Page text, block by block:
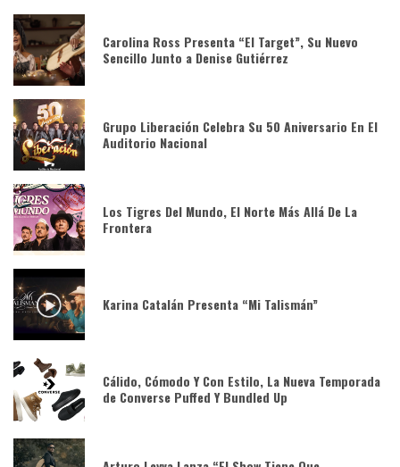
Carolina Ross Presenta “El Target”, Su Nuevo
Sencillo Junto a Denise Gutiérrez
Grupo Liberación Celebra Su 50 Aniversario En El
Auditorio Nacional
Los Tigres Del Mundo, El Norte Más Allá De La
Frontera
Karina Catalán Presenta “Mi Talismán”
Cálido, Cómodo Y Con Estilo, La Nueva Temporada
de Converse Puffed Y Bundled Up